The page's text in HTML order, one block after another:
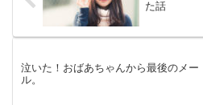
た話
泣いた！おばあちゃんから最後のメー
ル。